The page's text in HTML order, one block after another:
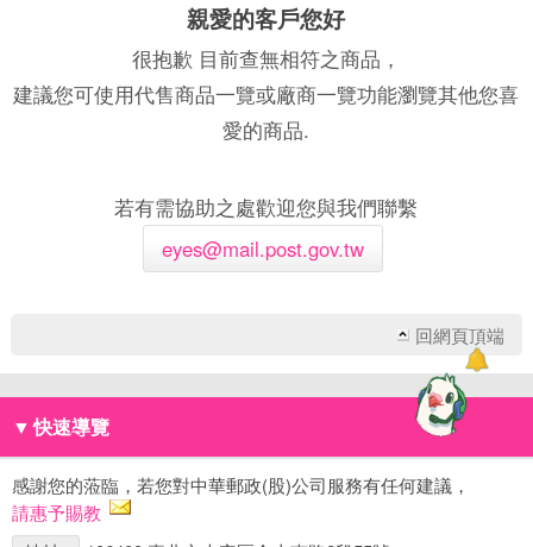
親愛的客戶您好
很抱歉 目前查無相符之商品，
建議您可使用代售商品一覽或廠商一覽功能瀏覽其他您喜
愛的商品.
若有需協助之處歡迎您與我們聯繫
eyes@mail.post.gov.tw
回網頁頂端
▼ 快速導覽
感謝您的蒞臨，若您對中華郵政(股)公司服務有任何建議，
請惠予賜教